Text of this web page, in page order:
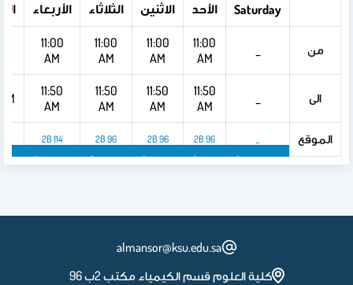
Saturday الأحد الاثنين الثلاثاء الأربعاء
من
11:00
AM
11:00
AM
11:00
AM
11:00
AM
الى
11:50
AM
11:50
AM
11:50
AM
11:50
AM
الموقع
2B 96
2B 96
2B 96
2B 96
2B 96
2B 96
2B 96
2B 114
2B 114
almansor@ksu.edu.sa
كلية العلوم قسم الكيمياء مكتب 2ب 96